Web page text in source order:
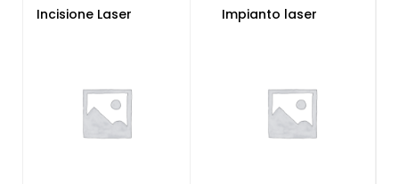
Incisione Laser Impianto laser